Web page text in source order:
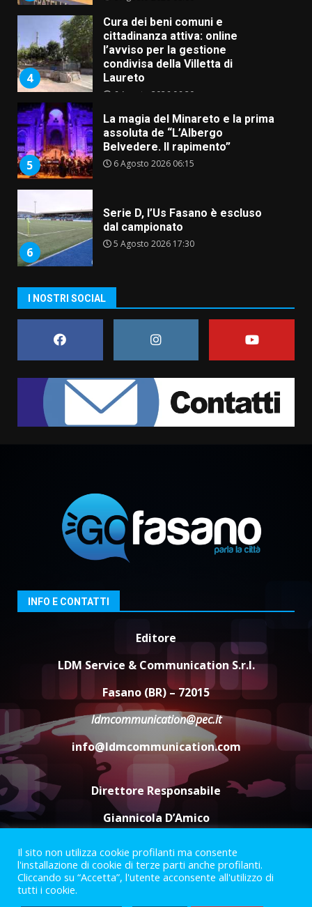
5
La magia del Minareto e la prima
assoluta de “L’Albergo
Belvedere. Il rapimento”
6 Agosto 2026 06:15
6
Serie D, l’Us Fasano è escluso
dal campionato
5 Agosto 2026 17:30
7
Truffatori in azione nelle
frazioni fasanesi
5 Agosto 2026 11:03
Fasanese ferito a colpi di arma
2
Carta d’identità: continua il piano
di aperture straordinarie del
Comune di Fasano
6 Agosto 2026 14:16
comunale
6 Agosto 2026 08:00
4
Cura dei beni comuni e
cittadinanza attiva: online
Laureto
La magia del Minareto e la prima
Belvedere. Il rapimento”
6 Agosto 2026 06:15
I NOSTRI SOCIAL
INFO E CONTATTI
Editore
LDM Service & Communication S.r.l.
Fasano (BR) – 72015
ldmcommunication@pec.it
info@ldmcommunication.com
Direttore Responsabile
Giannicola D’Amico
Termini e Condizioni
Privacy Policy
Informazioni Legali
Facebook
Instagram
Youtube
Il sito non utilizza cookie profilanti ma consente
l'installazione di cookie di terze parti anche profilanti.
Cliccando su “Accetta”, l'utente acconsente all'utilizzo di
tutti i cookie.